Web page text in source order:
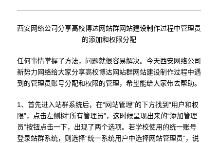
西安网络公司分享高校博达网站群网站建设制作过程中管理员
的添加和权限分配
任何事情掌握了方法，问题就很容易解决。今天西安网络公司
新势力网络给大家分享高校博达网站群网站建设制作过程中遇
到的管理员账号分配和权限的管理，希望能给大家带去帮助。
1、首先进入站群系统后，在“网站管理”的下方找到“用户和权
限”，点击左侧树“所有管理员”，这时候呈现出来的“添加管理
员”按钮点击一下，出现了两个选项。若学校使用的统一账号
登录站群系统，则选择“统一系统用户中选择网站管理员”，说